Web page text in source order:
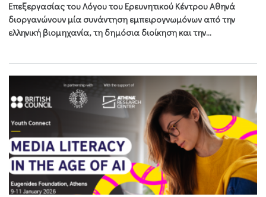
Επεξεργασίας του Λόγου του Ερευνητικού Κέντρου Αθηνά
διοργανώνουν μία συνάντηση εμπειρογνωμόνων από την
ελληνική βιομηχανία, τη δημόσια διοίκηση και την...